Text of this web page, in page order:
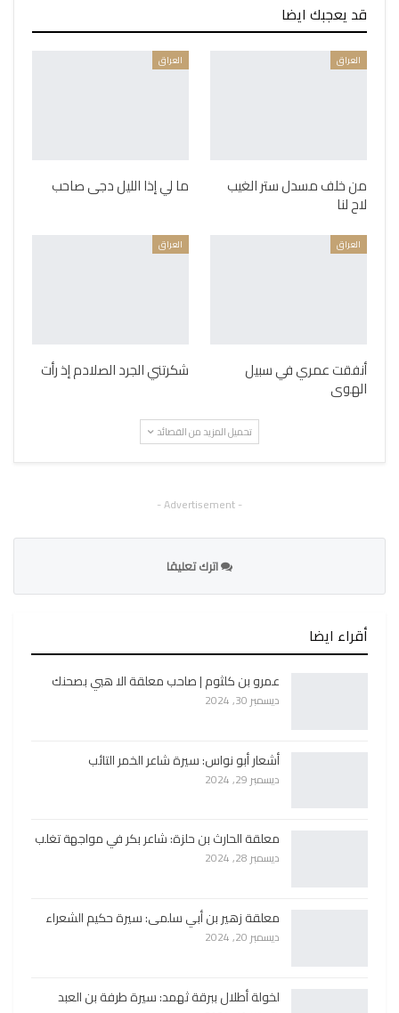
قد يعجبك ايضا
العراق
من خلف مسدل ستر الغيب
لاح لنا
العراق
ما لي إذا الليل دجى صاحب
العراق
أنفقت عمري في سبيل
الهوى
العراق
شكرتني الجرد الصلادم إذ رأت
تحميل المزيد من القصائد
- Advertisement -
اترك تعليقا
أقراء ايضا
عمرو بن كلثوم | صاحب معلقة الا هبي بصحنك
ديسمبر 30, 2024
أشعار أبو نواس: سيرة شاعر الخمر التائب
ديسمبر 29, 2024
معلقة الحارث بن حلزة: شاعر بكر في مواجهة تغلب
ديسمبر 28, 2024
معلقة زهير بن أبي سلمى: سيرة حكيم الشعراء
ديسمبر 20, 2024
لخولة أطلال ببرقة ثهمد: سيرة طرفة بن العبد